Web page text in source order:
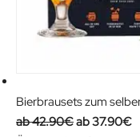
Bierbrausets zum
42.90€O 37.90€C